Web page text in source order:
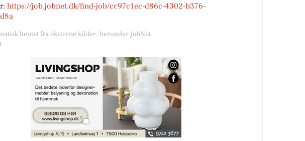
https://job.jobnet.dk/find-job/cc97c1ec-d86c-4302-b376-
hentet fra eksterne kilder, herunder JobNet.